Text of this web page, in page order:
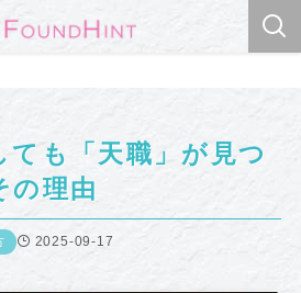
ても「天職」が見つ
の理由
2025-09-17